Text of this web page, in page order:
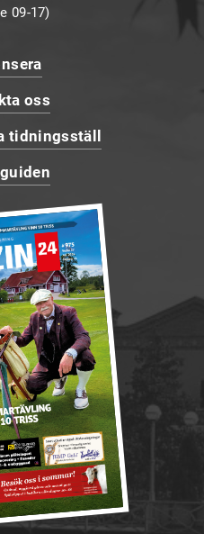
09-17)
oss
tidningsställ